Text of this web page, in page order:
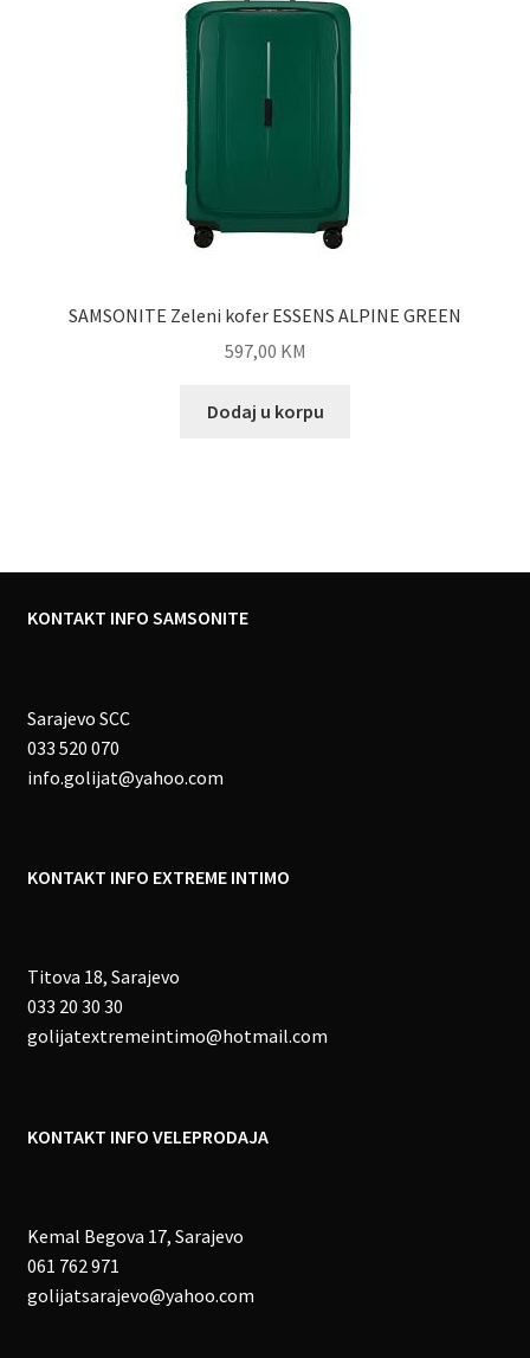
SAMSONITE Zeleni kofer ESSENS ALPINE GREEN
597,00 KM
Dodaj u korpu
KONTAKT INFO SAMSONITE
Sarajevo SCC
033 520 070
info.golijat@yahoo.com
KONTAKT INFO EXTREME INTIMO
Titova 18, Sarajevo
033 20 30 30
golijatextremeintimo@hotmail.com
KONTAKT INFO VELEPRODAJA
Kemal Begova 17, Sarajevo
061 762 971
golijatsarajevo@yahoo.com